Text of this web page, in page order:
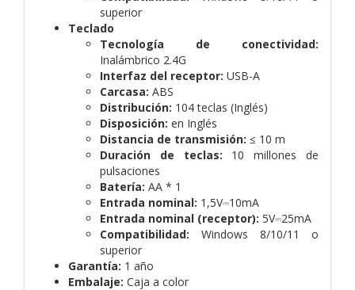
superior
Teclado
Tecnología de conectividad:
Inalámbrico 2.4G
Interfaz del receptor: USB-A
Carcasa: ABS
Distribución: 104 teclas (Inglés)
Disposición: en Inglés
Distancia de transmisión: ≤ 10 m
Duración de teclas: 10 millones de
pulsaciones
Batería: AA * 1
Entrada nominal: 1,5V⎓10mA
Entrada nominal (receptor): 5V⎓25mA
Compatibilidad: Windows 8/10/11 o
superior
Garantía: 1 año
Embalaje: Caja a color